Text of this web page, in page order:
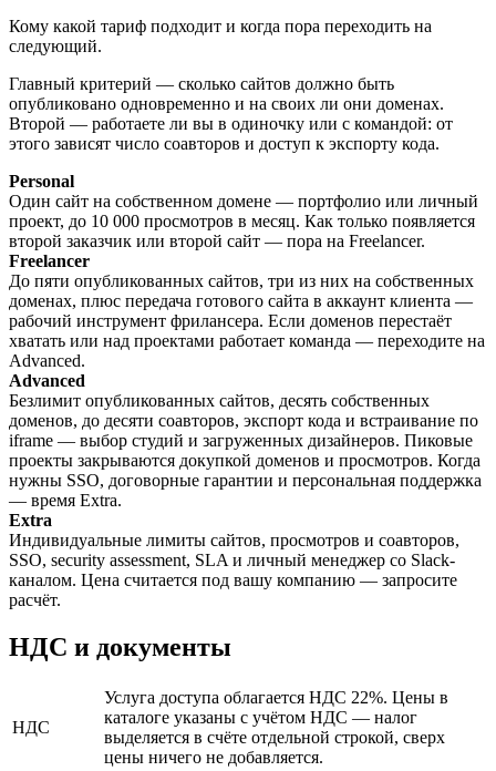
Кому какой тариф подходит и когда пора переходить на
следующий.
Главный критерий — сколько сайтов должно быть
опубликовано одновременно и на своих ли они доменах.
Второй — работаете ли вы в одиночку или с командой: от
этого зависят число соавторов и доступ к экспорту кода.
Personal
Один сайт на собственном домене — портфолио или личный
проект, до 10 000 просмотров в месяц. Как только появляется
второй заказчик или второй сайт — пора на Freelancer.
Freelancer
До пяти опубликованных сайтов, три из них на собственных
доменах, плюс передача готового сайта в аккаунт клиента —
рабочий инструмент фрилансера. Если доменов перестаёт
хватать или над проектами работает команда — переходите на
Advanced.
Advanced
Безлимит опубликованных сайтов, десять собственных
доменов, до десяти соавторов, экспорт кода и встраивание по
iframe — выбор студий и загруженных дизайнеров. Пиковые
проекты закрываются докупкой доменов и просмотров. Когда
нужны SSO, договорные гарантии и персональная поддержка
— время Extra.
Extra
Индивидуальные лимиты сайтов, просмотров и соавторов,
SSO, security assessment, SLA и личный менеджер со Slack-
каналом. Цена считается под вашу компанию — запросите
расчёт.
НДС и документы
НДС
Услуга доступа облагается НДС 22%. Цены в
каталоге указаны с учётом НДС — налог
выделяется в счёте отдельной строкой, сверх
цены ничего не добавляется.